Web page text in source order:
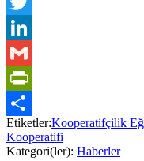
Twitter
LinkedIn
Gmail
PrintFriendly
Share
Etiketler:Kooperatifçilik
Kooperatifi
Kategori(ler): Haberler